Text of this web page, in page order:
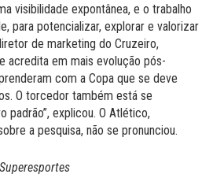
visibilidade expontânea, e o trabalho
para potencializar, explorar e valorizar
de marketing do Cruzeiro,
acredita em mais evolução pós-
com a Copa que se deve
O torcedor também está se
padrão”, explicou. O Atlético,
a pesquisa, não se pronunciou.
Superesportes